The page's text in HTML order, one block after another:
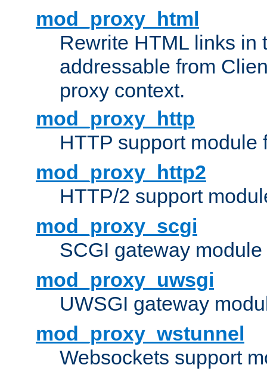
mod_proxy_html
Rewrite HTML links in
addressable from
proxy context.
mod_proxy_http
HTTP support module
mod_proxy_http2
HTTP/2 support
mod_proxy_scgi
SCGI gateway
mod_proxy_uwsgi
UWSGI gateway
mod_proxy_wstunnel
Websockets support